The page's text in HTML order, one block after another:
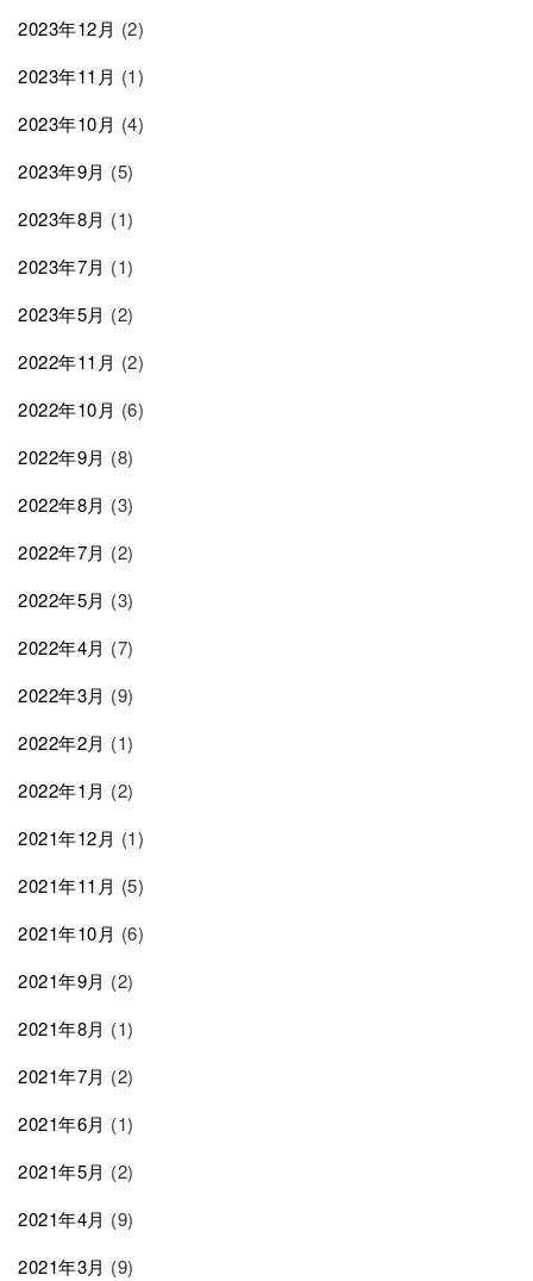
2023年12月 (2)
2023年11月 (1)
2023年10月 (4)
2023年9月 (5)
2023年8月 (1)
2023年7月 (1)
2023年5月 (2)
2022年11月 (2)
2022年10月 (6)
2022年9月 (8)
2022年8月 (3)
2022年7月 (2)
2022年5月 (3)
2022年4月 (7)
2022年3月 (9)
2022年2月 (1)
2022年1月 (2)
2021年12月 (1)
2021年11月 (5)
2021年10月 (6)
2021年9月 (2)
2021年8月 (1)
2021年7月 (2)
2021年6月 (1)
2021年5月 (2)
2021年4月 (9)
2021年3月 (9)